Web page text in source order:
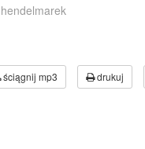
hendelmarek
ściągnij mp3 drukuj